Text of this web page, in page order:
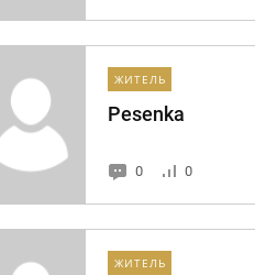
ЖИТЕЛЬ
Pesenka
0 0
ЖИТЕЛЬ